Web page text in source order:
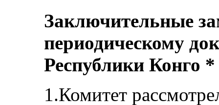
Заключительные
периодическому
Республики Конго *
1.Комитет